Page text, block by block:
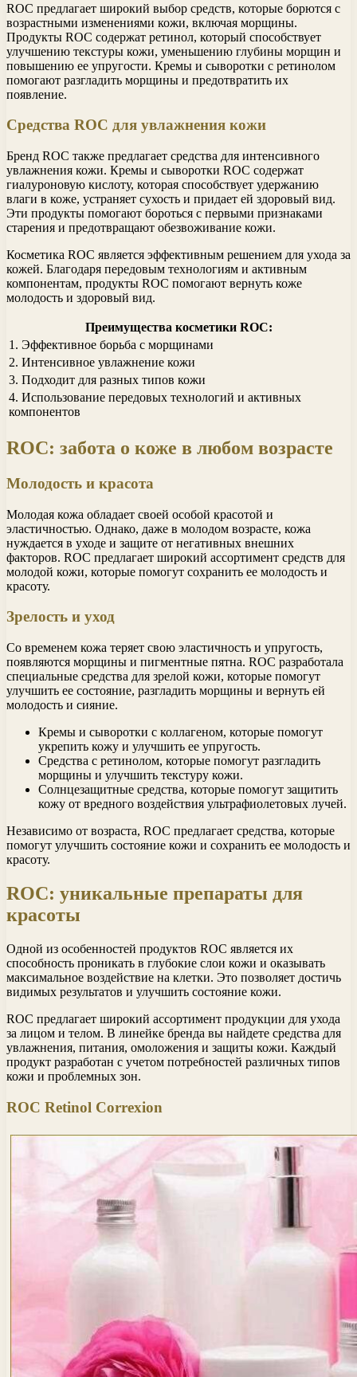
ROC предлагает широкий выбор средств, которые борются с
возрастными изменениями кожи, включая морщины.
Продукты ROC содержат ретинол, который способствует
улучшению текстуры кожи, уменьшению глубины морщин и
повышению ее упругости. Кремы и сыворотки с ретинолом
помогают разгладить морщины и предотвратить их
появление.
Средства ROC для увлажнения кожи
Бренд ROC также предлагает средства для интенсивного
увлажнения кожи. Кремы и сыворотки ROC содержат
гиалуроновую кислоту, которая способствует удержанию
влаги в коже, устраняет сухость и придает ей здоровый вид.
Эти продукты помогают бороться с первыми признаками
старения и предотвращают обезвоживание кожи.
Косметика ROC является эффективным решением для ухода за
кожей. Благодаря передовым технологиям и активным
компонентам, продукты ROC помогают вернуть коже
молодость и здоровый вид.
Преимущества косметики ROC:
1. Эффективное борьба с морщинами
2. Интенсивное увлажнение кожи
3. Подходит для разных типов кожи
4. Использование передовых технологий и активных
компонентов
ROC: забота о коже в любом возрасте
Молодость и красота
Молодая кожа обладает своей особой красотой и
эластичностью. Однако, даже в молодом возрасте, кожа
нуждается в уходе и защите от негативных внешних
факторов. ROC предлагает широкий ассортимент средств для
молодой кожи, которые помогут сохранить ее молодость и
красоту.
Зрелость и уход
Со временем кожа теряет свою эластичность и упругость,
появляются морщины и пигментные пятна. ROC разработала
специальные средства для зрелой кожи, которые помогут
улучшить ее состояние, разгладить морщины и вернуть ей
молодость и сияние.
Кремы и сыворотки с коллагеном, которые помогут
укрепить кожу и улучшить ее упругость.
Средства с ретинолом, которые помогут разгладить
морщины и улучшить текстуру кожи.
Солнцезащитные средства, которые помогут защитить
кожу от вредного воздействия ультрафиолетовых лучей.
Независимо от возраста, ROC предлагает средства, которые
помогут улучшить состояние кожи и сохранить ее молодость и
красоту.
ROC: уникальные препараты для
красоты
Одной из особенностей продуктов ROC является их
способность проникать в глубокие слои кожи и оказывать
максимальное воздействие на клетки. Это позволяет достичь
видимых результатов и улучшить состояние кожи.
ROC предлагает широкий ассортимент продукции для ухода
за лицом и телом. В линейке бренда вы найдете средства для
увлажнения, питания, омоложения и защиты кожи. Каждый
продукт разработан с учетом потребностей различных типов
кожи и проблемных зон.
ROC Retinol Correxion